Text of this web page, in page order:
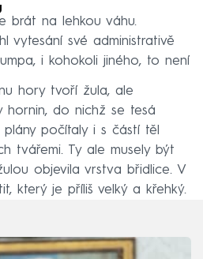
brát na lehkou váhu.
vytesání své administrativě
i kohokoli jiného, to není
hory tvoří žula, ale
hornin, do nichž se tesá
plány počítaly i s částí těl
tvářemi. Ty ale musely být
objevila vrstva břidlice. V
který je příliš velký a křehký.